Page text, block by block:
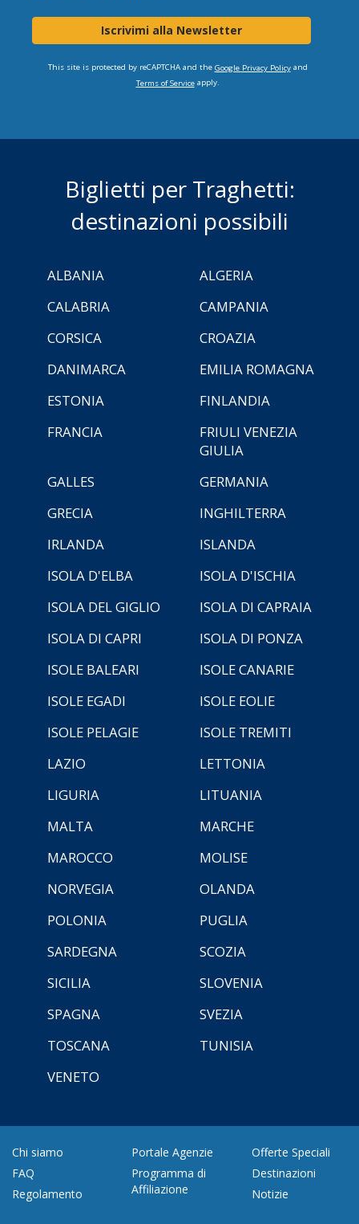
Iscrivimi alla Newsletter
This site is protected by reCAPTCHA and the Google Privacy Policyand
Terms of Serviceapply.
Biglietti per Traghetti:
destinazioni possibili
ALBANIA
ALGERIA
CALABRIA
CAMPANIA
CORSICA
CROAZIA
DANIMARCA
EMILIA ROMAGNA
ESTONIA
FINLANDIA
FRANCIA
FRIULI VENEZIA
GIULIA
GALLES
GERMANIA
GRECIA
INGHILTERRA
IRLANDA
ISLANDA
ISOLA D'ELBA
ISOLA D'ISCHIA
ISOLA DEL GIGLIO
ISOLA DI CAPRAIA
ISOLA DI CAPRI
ISOLA DI PONZA
ISOLE BALEARI
ISOLE CANARIE
ISOLE EGADI
ISOLE EOLIE
ISOLE PELAGIE
ISOLE TREMITI
LAZIO
LETTONIA
LIGURIA
LITUANIA
MALTA
MARCHE
MAROCCO
MOLISE
NORVEGIA
OLANDA
POLONIA
PUGLIA
SARDEGNA
SCOZIA
SICILIA
SLOVENIA
SPAGNA
SVEZIA
TOSCANA
TUNISIA
VENETO
Chi siamo
FAQ
Regolamento
Portale Agenzie
Programma di
Affiliazione
Offerte Speciali
Destinazioni
Notizie